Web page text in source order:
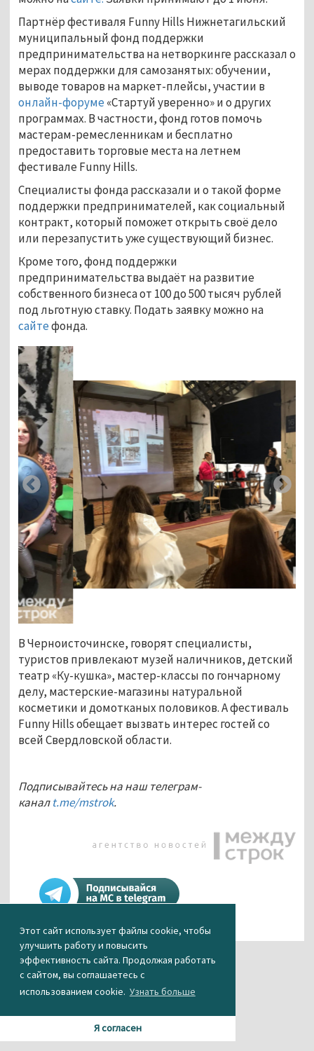
Этот сайт использует файлы cookie, чтобы
улучшить работу и повысить
эффективность сайта. Продолжая работать
с сайтом, вы соглашаетесь с
использованием cookie. Узнать больше
Я согласен
Партнёр фестиваля Funny Hills Нижнетагильский
муниципальный фонд поддержки
предпринимательства на нетворкинге рассказал о
мерах поддержки для самозанятых: обучении,
выводе товаров на маркет-плейсы, участии в
онлайн-форуме «Стартуй уверенно» и о других
программах. В частности, фонд готов помочь
мастерам-ремесленникам и бесплатно
предоставить торговые места на летнем
фестивале Funny Hills.
Специалисты фонда рассказали и о такой форме
поддержки предпринимателей, как социальный
контракт, который поможет открыть своё дело
или перезапустить уже существующий бизнес.
Кроме того, фонд поддержки
предпринимательства выдаёт на развитие
собственного бизнеса от 100 до 500 тысяч рублей
под льготную ставку. Подать заявку можно на
сайтефонда.
В Черноисточинске, говорят специалисты,
туристов привлекают музей наличников, детский
театр «Ку-кушка», мастер-классы по гончарному
делу, мастерские-магазины натуральной
косметики и домотканых половиков. А фестиваль
Funny Hills обещает вызвать интерес гостей со
всей Свердловской области.
Подписывайтесь на наш телеграм-
каналt.me/mstrok.